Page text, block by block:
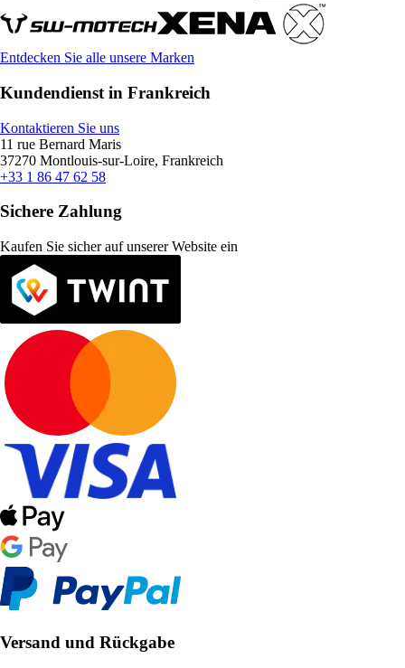
Entdecken Sie alle unsere Marken
Kundendienst in Frankreich
Kontaktieren Sie uns
11 rue Bernard Maris
37270 Montlouis-sur-Loire, Frankreich
+33 1 86 47 62 58
Sichere Zahlung
Kaufen Sie sicher auf unserer Website ein
Versand und Rückgabe